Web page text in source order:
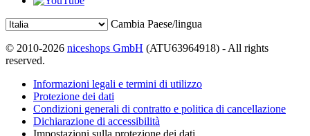
Cambia Paese/lingua
© 2010-2026 niceshops GmbH (ATU63964918) - All rights
reserved.
Informazioni legali e termini di utilizzo
Protezione dei dati
Condizioni generali di contratto e politica di cancellazione
Dichiarazione di accessibilità
Impostazioni sulla protezione dei dati